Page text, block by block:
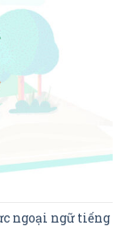
ngoại ngữ tiếng